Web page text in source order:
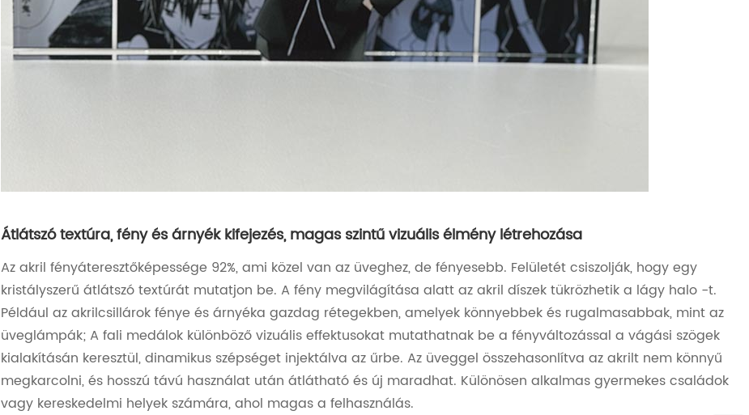
Átlátszó textúra, fény és árnyék kifejezés, magas szintű vizuális élmény létrehozása
Az akril fényáteresztőképessége 92%, ami közel van az üveghez, de fényesebb. Felületét csiszolják, hogy egy
kristályszerű átlátszó textúrát mutatjon be. A fény megvilágítása alatt az akril díszek tükrözhetik a lágy halo -t.
Például az akrilcsillárok fénye és árnyéka gazdag rétegekben, amelyek könnyebbek és rugalmasabbak, mint az
üveglámpák; A fali medálok különböző vizuális effektusokat mutathatnak be a fényváltozással a vágási szögek
kialakításán keresztül, dinamikus szépséget injektálva az űrbe. Az üveggel összehasonlítva az akrilt nem könnyű
megkarcolni, és hosszú távú használat után átlátható és új maradhat. Különösen alkalmas gyermekes családok
vagy kereskedelmi helyek számára, ahol magas a felhasználás.